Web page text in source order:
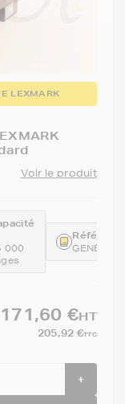
LEXMARK
Voir le produit
000
171,60 €HT
205,92 €TTC
+